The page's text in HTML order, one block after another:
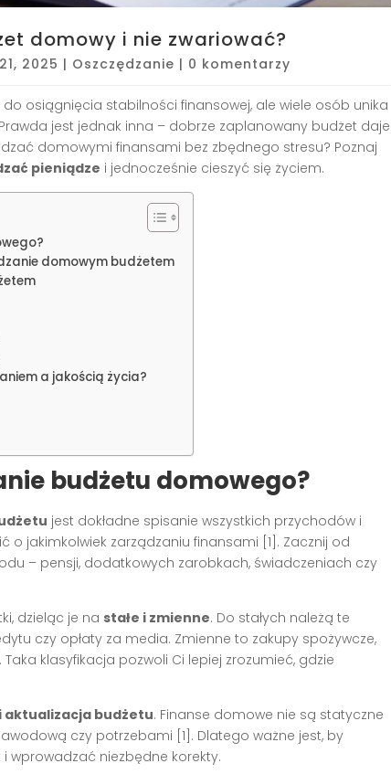
domowy i nie zwariować?
2025 | Oszczędzanie | 0 komentarzy
do osiągnięcia stabilności finansowej, ale wiele osób unika
jest jednak inna – dobrze zaplanowany budżet daje
domowymi finansami bez zbędnego stresu? Poznaj
pieniądze i jednocześnie cieszyć się życiem.
domowym budżetem
a jakością życia?
budżetu domowego?
jest dokładne spisanie wszystkich przychodów i
jakimkolwiek zarządzaniu finansami [1]. Zacznij od
– pensji, dodatkowych zarobkach, świadczeniach czy
dzieląc je na stałe i zmienne. Do stałych należą te
czy opłaty za media. Zmienne to zakupy spożywcze,
klasyfikacja pozwoli Ci lepiej zrozumieć, gdzie
aktualizacja budżetu. Finanse domowe nie są statyczne
czy potrzebami [1]. Dlatego ważne jest, by
wprowadzać niezbędne korekty.